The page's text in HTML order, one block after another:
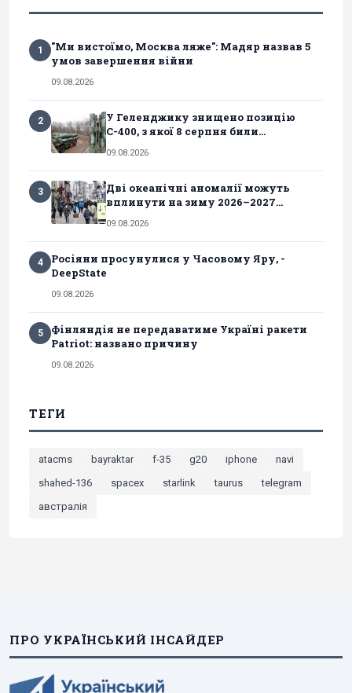
1
"Ми вистоїмо, Москва ляже": Мадяр назвав 5
умов завершення війни
09.08.2026
2
У Геленджику знищено позицію
С-400, з якої 8 серпня били...
09.08.2026
3
Дві океанічні аномалії можуть
вплинути на зиму 2026–2027...
09.08.2026
4
Росіяни просунулися у Часовому Яру, -
DeepState
09.08.2026
5
Фінляндія не передаватиме Україні ракети
Patriot: названо причину
09.08.2026
ТЕГИ
atacms bayraktar f-35 g20 iphone
navi
shahed-136
spacex starlink taurus
telegram
австралія
ПРО УКРАЇНСЬКИЙ ІНСАЙДЕР